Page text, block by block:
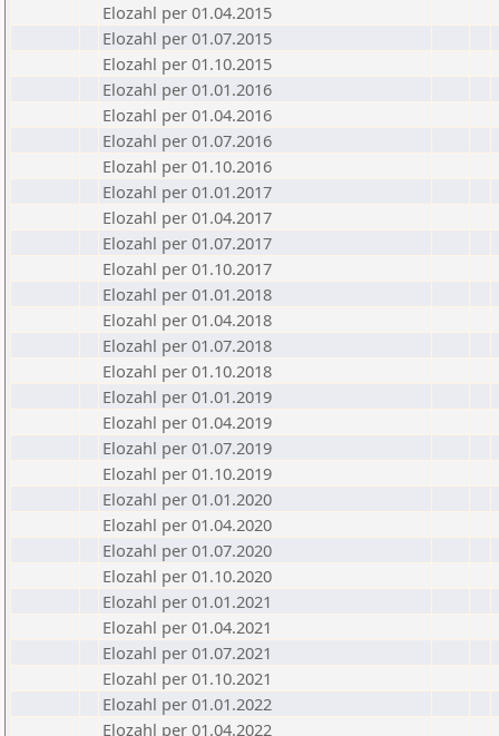
Elozahl per 01.04.2015
Elozahl per 01.07.2015
Elozahl per 01.10.2015
Elozahl per 01.01.2016
Elozahl per 01.04.2016
Elozahl per 01.07.2016
Elozahl per 01.10.2016
Elozahl per 01.01.2017
Elozahl per 01.04.2017
Elozahl per 01.07.2017
Elozahl per 01.10.2017
Elozahl per 01.01.2018
Elozahl per 01.04.2018
Elozahl per 01.07.2018
Elozahl per 01.10.2018
Elozahl per 01.01.2019
Elozahl per 01.04.2019
Elozahl per 01.07.2019
Elozahl per 01.10.2019
Elozahl per 01.01.2020
Elozahl per 01.04.2020
Elozahl per 01.07.2020
Elozahl per 01.10.2020
Elozahl per 01.01.2021
Elozahl per 01.04.2021
Elozahl per 01.07.2021
Elozahl per 01.10.2021
Elozahl per 01.01.2022
Elozahl per 01.04.2022